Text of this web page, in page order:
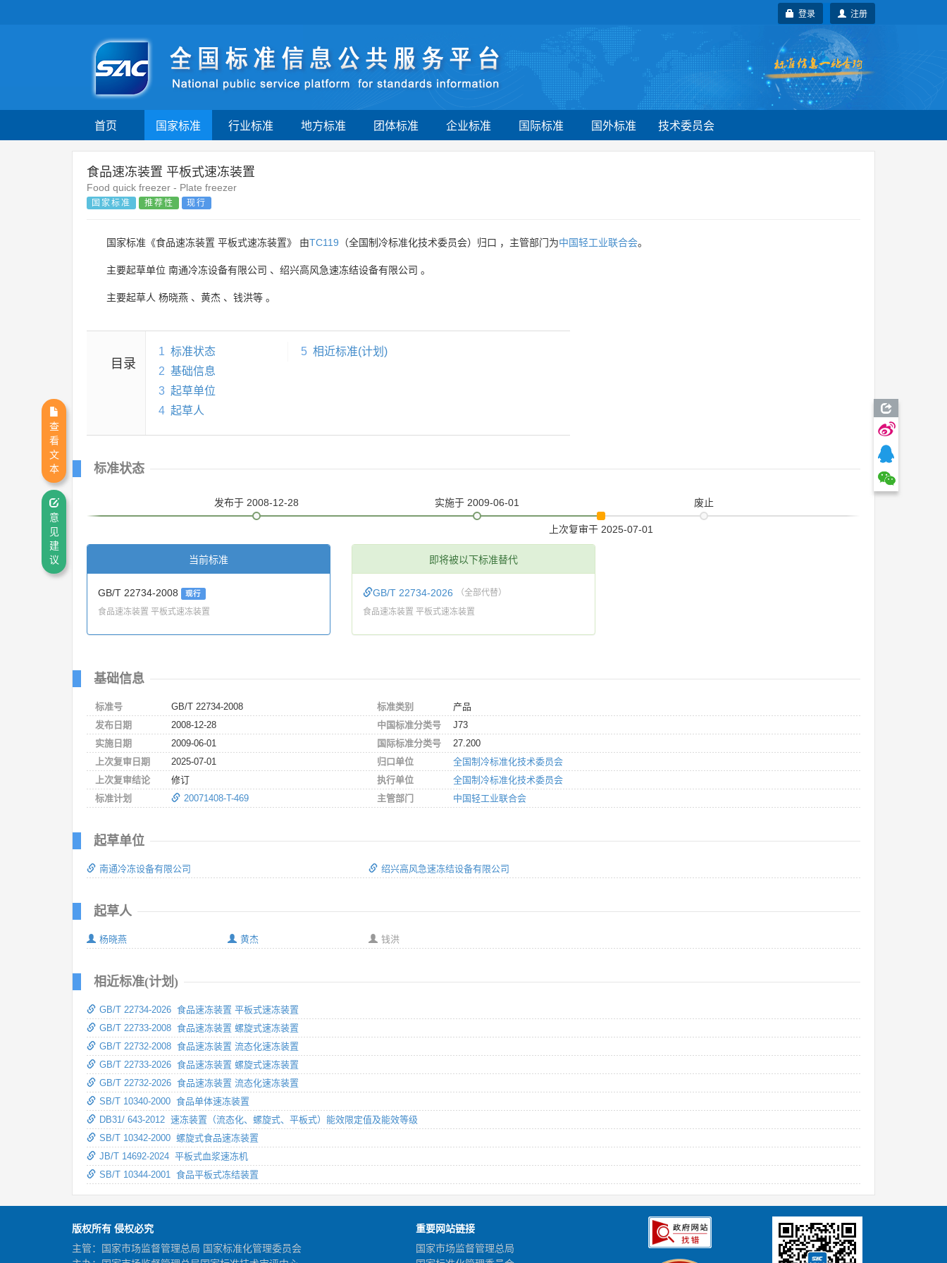
注册
登录
首页 国家标准 行业标准 地方标准 团体标准 企业标准 国际标准 国外标准 技术委员会
食品速冻装置 平板式速冻装置
Food quick freezer - Plate freezer
国家标准 推荐性 现行
国家标准《食品速冻装置 平板式速冻装置》 由TC119 （全国制冷标准化技术委员会）归口 ，主管部门为中国轻工业联合会。
主要起草单位 南通冷冻设备有限公司 、 绍兴高风急速冻结设备有限公司 。
主要起草人 杨晓燕 、 黄杰 、 钱洪等 。
目录
1 标准状态
2 基础信息
3 起草单位
4 起草人
5 相近标准(计划)
标准状态
发布于 2008-12-28 实施于 2009-06-01
上次复审于 2025-07-01
废止
当前标准
GB/T 22734-2008 现行
食品速冻装置 平板式速冻装置
即将被以下标准替代
GB/T 22734-2026 （全部代替）
食品速冻装置 平板式速冻装置
基础信息
标准号
GB/T 22734-2008
发布日期
2008-12-28
实施日期
2009-06-01
上次复审日期
2025-07-01
上次复审结论
修订
标准计划
20071408-T-469
标准类别
产品
中国标准分类号
J73
国际标准分类号
27.200
归口单位
全国制冷标准化技术委员会
执行单位
全国制冷标准化技术委员会
主管部门
中国轻工业联合会
起草单位
南通冷冻设备有限公司 绍兴高风急速冻结设备有限公司
起草人
杨晓燕 黄杰 钱洪
相近标准(计划)
GB/T 22734-2026 食品速冻装置 平板式速冻装置
GB/T 22733-2008 食品速冻装置 螺旋式速冻装置
GB/T 22732-2008 食品速冻装置 流态化速冻装置
GB/T 22733-2026 食品速冻装置 螺旋式速冻装置
GB/T 22732-2026 食品速冻装置 流态化速冻装置
SB/T 10340-2000 食品单体速冻装置
DB31/ 643-2012 速冻装置（流态化、螺旋式、平板式）能效限定值及能效等级
SB/T 10342-2000 螺旋式食品速冻装置
JB/T 14692-2024 平板式血浆速冻机
SB/T 10344-2001 食品平板式冻结装置
版权所有 侵权必究
主管：国家市场监督管理总局 国家标准化管理委员会
重要网站链接
国家市场监督管理总局
查
看
文
本
意
见
建
议